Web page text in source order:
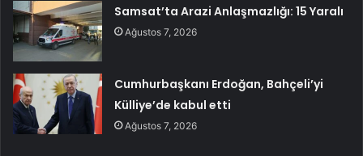
Samsat’ta Arazi Anlaşmazlığı: 15 Yaralı
Ağustos 7, 2026
Cumhurbaşkanı Erdoğan, Bahçeli’yi
Külliye’de kabul etti
Ağustos 7, 2026